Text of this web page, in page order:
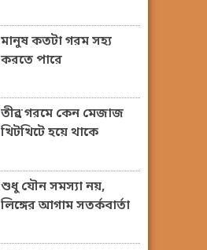
মানুষ কতটা গরম সহ্য
করতে পারে
তীব্র গরমে কেন মেজাজ
খিটখিটে হয়ে থাকে
শুধু যৌন সমস্যা নয়,
লিঙ্গের আগাম সতর্কবার্তা